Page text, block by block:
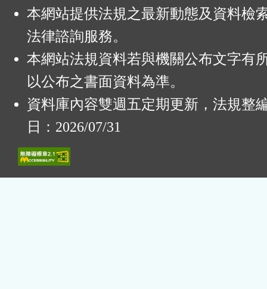
本網站提供法規之最新動態及資料檢
法律諮詢服務。
本網站法規資料若與機關公布文字有
以公布之書面資料為準。
資料庫內容雙週五定期更新，法規整
日：2026/07/31